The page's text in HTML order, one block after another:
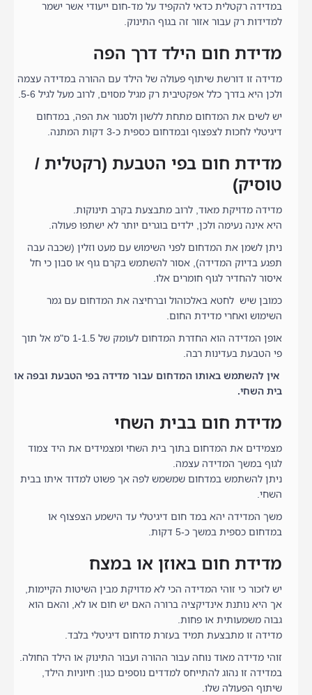
במדידה רקטלית כדאי להקפיד על מד-חום ייעודי אשר ישמר
למדידות רק עבור אזור זה בגוף התינוק.
מדידת חום הילד דרך הפה
מדידה זו דורשת שיתוף פעולה של הילד עם ההורה במדידה עצמה
ולכן היא בדרך כלל אפקטיבית רק מגיל מסוים, לרוב מעל לגיל 5-6.
יש לשים את המדחום מתחת ללשון ולסגור את הפה, במדחום
דיגיטלי לחכות לצפצוף ובמדחום כספית כ-3 דקות המתנה.
מדידת חום בפי הטבעת (רקטלית /
טוסיק)
מדידה מדויקת מאוד, לרוב מתבצעת בקרב תינוקות.
היא אינה נעימה ולכן, ילדים בוגרים יותר לא ישתפו פעולה.
ניתן לשמן את המדחום לפני השימוש עם מעט וזלין (שכבה עבה
תפגע בדיוק המדידה), אסור להשתמש בקרם גוף או סבון כי חל
איסור להחדיר לגוף חומרים אלו.
כמובן שיש לחטא באלכוהול וברחיצה את המדחום עם גמר
השימוש ואחרי מדידת החום.
אופן המדידה הוא החדרת המדחום לעומק של 1-1.5 ס"מ אל תוך
פי הטבעת בעדינות רבה.
אין להשתמש באותו המדחום עבור מדידה בפי הטבעת ובפה או
בית השחי.
מדידת חום בבית השחי
מצמידים את המדחום בתוך בית השחי ומצמידים את היד צמוד
לגוף במשך המדידה עצמה.
ניתן להשתמש במדחום שמשמש לפה אך פשוט למדוד איתו בבית
השחי.
משך המדידה יהא במד חום דיגיטלי עד הישמע הצפצוף או
במדחום כספית במשך כ-5 דקות.
מדידת חום באוזן או במצח
יש לזכור כי זוהי המדידה הכי לא מדויקת מבין השיטות הקיימות,
אך היא נותנת אינדיקציה ברורה האם יש חום או לא, והאם הוא
גבוה משמעותית או פחות.
מדידה זו מתבצעת תמיד בעזרת מדחום דיגיטלי בלבד.
זוהי מדידה מאוד נוחה עבור ההורה ועבור התינוק או הילד החולה.
במדידה זו נהוג להתייחס למדדים נוספים כגון: חיוניות הילד,
שיתוף הפעולה שלו.